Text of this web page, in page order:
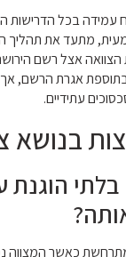
עמידה בכל הדרישות
מתעד את תהליך
הצוואה אצל רשם
שקלים בתוספת אגרת
עתידיים.
בנושא
הוגנת
כאשר המצווה